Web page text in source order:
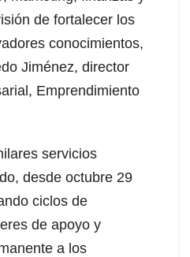
de fortalecer los
conocimientos,
Jiménez, director
Emprendimiento
servicios
desde octubre 29
ciclos de
de apoyo y
a los